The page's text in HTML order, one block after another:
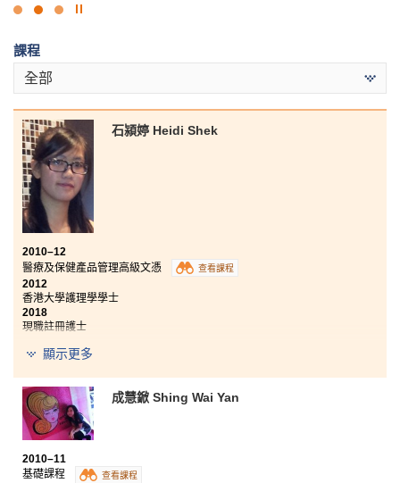
點
燈
片
課程
全部
石潁婷 Heidi Shek
2010–12
醫療及保健產品管理高級文憑
查看課程
2012
香港大學護理學學士
2018
現職註冊護士
醫療及保健產品管理高級文憑課程所涉獵的課題很廣
泛，除了不同範疇的基礎醫學知識，還包括微生物學和
解剖生理學等與醫療保健息息相關的專門範疇。講師都
很熱心教學，課堂上講解詳盡，課後亦樂意耐心回答學
生的疑問，助我鞏固學術根基。這一年的學習讓我更堅
定，決心成為一位謢士。
顯示更多
成慧鍁 Shing Wai Yan
2010–11
基礎課程
查看課程